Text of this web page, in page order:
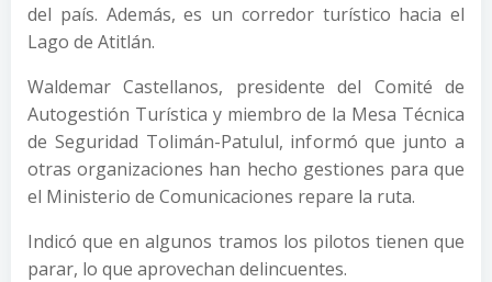
del país. Además, es un corredor turístico hacia el
Lago de Atitlán.
Waldemar Castellanos, presidente del Comité de
Autogestión Turística y miembro de la Mesa Técnica
de Seguridad Tolimán-Patulul, informó que junto a
otras organizaciones han hecho gestiones para que
el Ministerio de Comunicaciones repare la ruta.
Indicó que en algunos tramos los pilotos tienen que
parar, lo que aprovechan delincuentes.